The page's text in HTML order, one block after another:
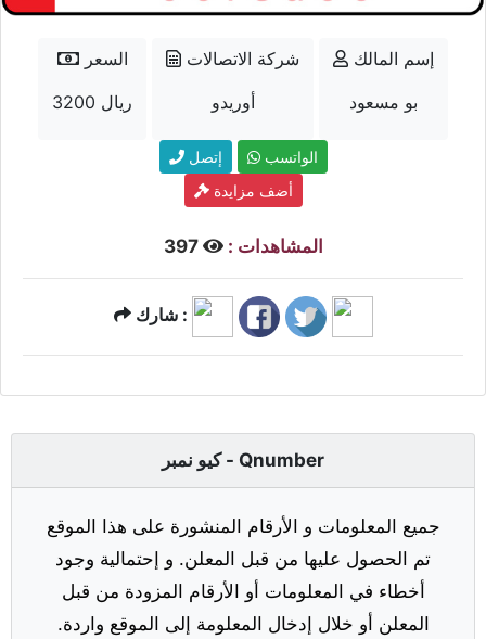
السعر
3200 ريال
شركة الاتصالات
أوريدو
إسم المالك
بو مسعود
إتصل
الواتسب
أضف مزايدة
المشاهدات : 397
شارك :
كيو نمبر - Qnumber
جميع المعلومات و الأرقام المنشورة على هذا الموقع
تم الحصول عليها من قبل المعلن. و إحتمالية وجود
أخطاء في المعلومات أو الأرقام المزودة من قبل
المعلن أو خلال إدخال المعلومة إلى الموقع واردة.